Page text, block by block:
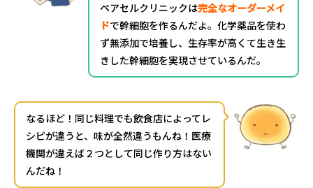
ペアセルクリニックは完全なオーダーメイ
ドで幹細胞を作るんだよ。化学薬品を使わ
ず無添加で培養し、生存率が高くて生き生
きした幹細胞を実現させているんだ。
なるほど！同じ料理でも飲食店によってレ
シピが違うと、味が全然違うもんね！医療
機関が違えば２つとして同じ作り方はない
んだね！